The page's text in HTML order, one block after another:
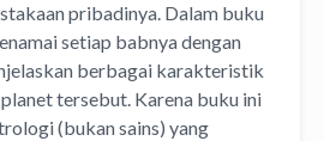
pribadinya. Dalam buku
setiap babnya dengan
berbagai karakteristik
tersebut. Karena buku ini
(bukan sains) yang